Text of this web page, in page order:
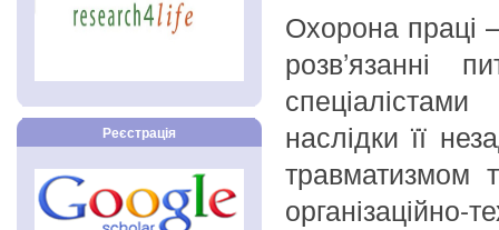
Реєстрація
Охорона праці
розв’язанні
наслідки її
травматизмом
організаційно-